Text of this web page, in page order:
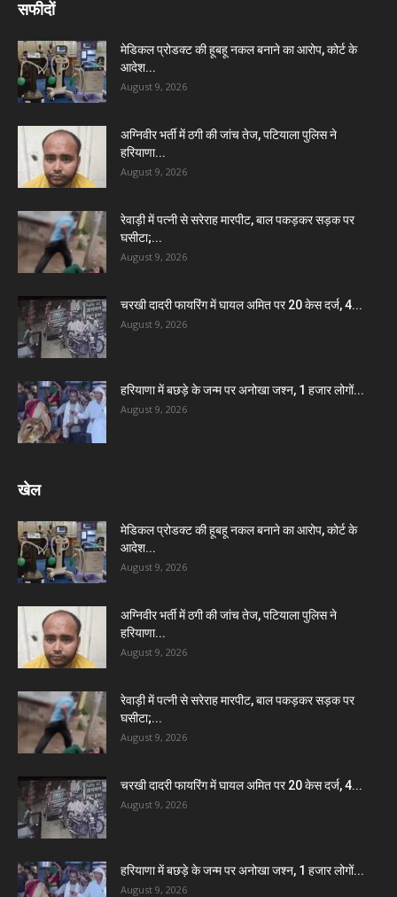
सफीदों
मेडिकल प्रोडक्ट की हूबहू नकल बनाने का आरोप, कोर्ट के
आदेश...
August 9, 2026
अग्निवीर भर्ती में ठगी की जांच तेज, पटियाला पुलिस ने
हरियाणा...
August 9, 2026
रेवाड़ी में पत्नी से सरेराह मारपीट, बाल पकड़कर सड़क पर
घसीटा;...
August 9, 2026
चरखी दादरी फायरिंग में घायल अमित पर 20 केस दर्ज, 4...
August 9, 2026
हरियाणा में बछड़े के जन्म पर अनोखा जश्न, 1 हजार लोगों...
August 9, 2026
खेल
मेडिकल प्रोडक्ट की हूबहू नकल बनाने का आरोप, कोर्ट के
आदेश...
August 9, 2026
अग्निवीर भर्ती में ठगी की जांच तेज, पटियाला पुलिस ने
हरियाणा...
August 9, 2026
रेवाड़ी में पत्नी से सरेराह मारपीट, बाल पकड़कर सड़क पर
घसीटा;...
August 9, 2026
चरखी दादरी फायरिंग में घायल अमित पर 20 केस दर्ज, 4...
August 9, 2026
हरियाणा में बछड़े के जन्म पर अनोखा जश्न, 1 हजार लोगों...
August 9, 2026